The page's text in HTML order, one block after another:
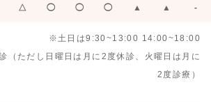
△ ◯ ◯ ◯ ▲ ▲ -
※土日は9:30~13:00 14:00~18:00
（ただし日曜日は月に2度休診、火曜日は月に
2度診療）